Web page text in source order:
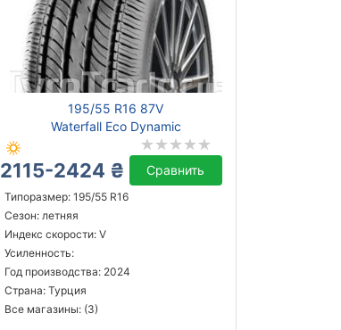
195/55 R16 87V
Waterfall Eco Dynamic
2115-2424 ₴ Сравнить
Типоразмер: 195/55 R16
Сезон: летняя
Индекс скорости: V
Усиленность:
Год производства: 2024
Страна: Турция
Все магазины: (3)